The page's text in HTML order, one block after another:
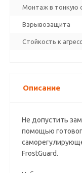
Монтаж в тонкую
Взрывозащита
Стойкость к
Описание
Не допустить
помощью
FrostGuard.